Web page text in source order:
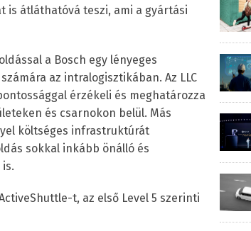
is átláthatóvá teszi, ami a gyártási
a Bosch egy lényeges
az intralogisztikában. Az LLC
érzékeli és meghatározza
és csarnokon belül. Más
költséges infrastruktúrát
sokkal inkább önálló és
t, az első Level 5 szerinti